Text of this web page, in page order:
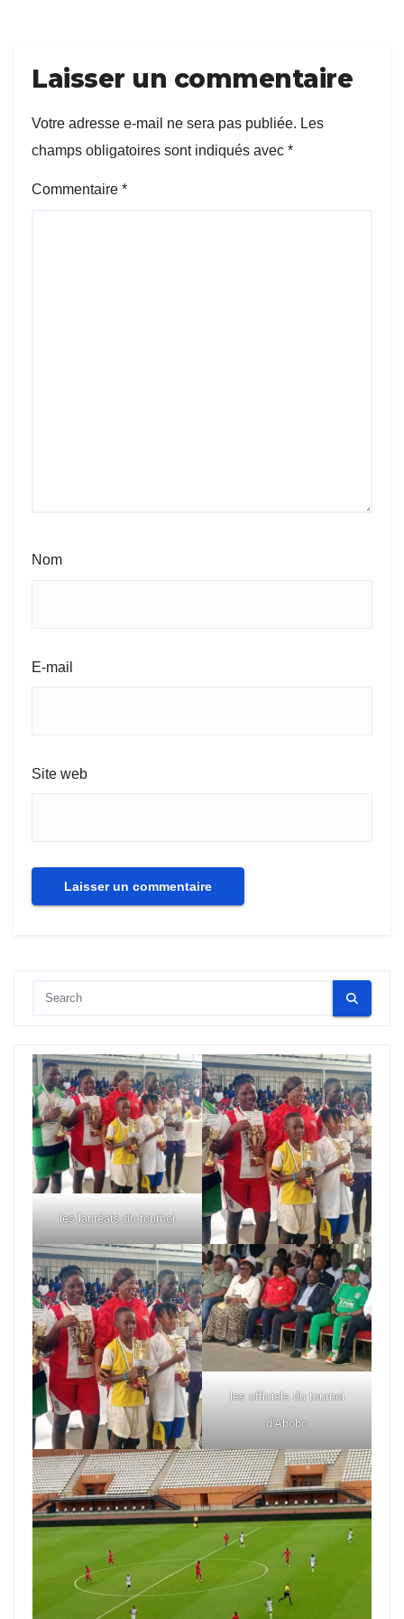
Laisser un commentaire
Votre adresse e-mail ne sera pas publiée. Les
champs obligatoires sont indiqués avec *
Commentaire *
Nom
E-mail
Site web
les lauréats du tournoi
les officiels du tournoi
d'Abobo